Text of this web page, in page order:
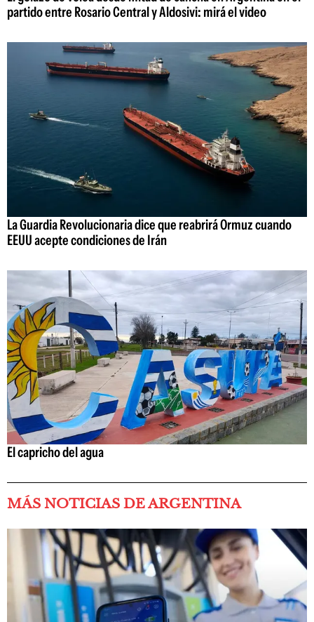
partido entre Rosario Central y Aldosivi: mirá el video
La Guardia Revolucionaria dice que reabrirá Ormuz cuando
EEUU acepte condiciones de Irán
El capricho del agua
MÁS NOTICIAS DE ARGENTINA